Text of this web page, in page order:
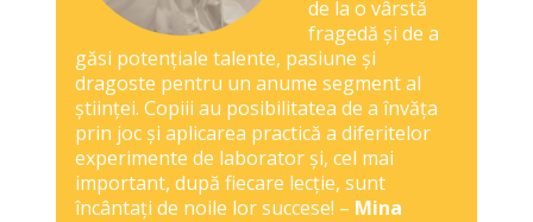
de la o vârstă
fragedă și de a
găsi potențiale talente, pasiune și
dragoste pentru un anume segment al
științei. Copiii au posibilitatea de a învăța
prin joc și aplicarea practică a diferitelor
experimente de laborator și, cel mai
important, după fiecare lecție, sunt
încântați de noile lor succese! – Mina